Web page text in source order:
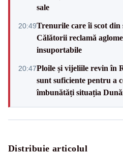
sale
20:49Trenurile care îi scot din
Călătorii reclamă
insuportabile
20:47Ploile și vijeliile revin în
sunt suficiente pentru a
îmbunătăți situația
Distribuie articolul